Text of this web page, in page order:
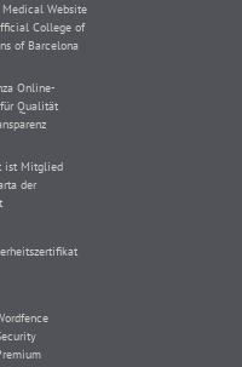
Website
College of
of Barcelona
Online-
Qualität
ist Mitglied
der